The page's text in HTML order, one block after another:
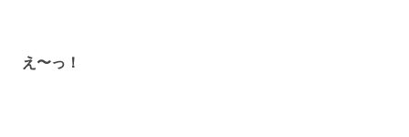
え〜っ！